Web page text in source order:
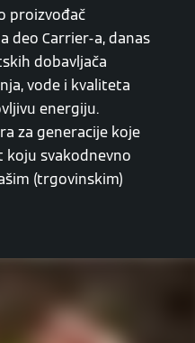
proizvođač
deo Carrier-a, danas
dobavljača
vode i kvaliteta
energiju.
za generacije koje
koju svakodnevno
(trgovinskim)